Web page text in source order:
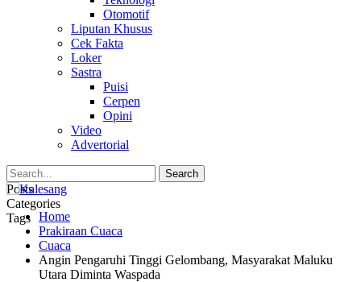
Otomotif
Liputan Khusus
Cek Fakta
Loker
Sastra
Puisi
Cerpen
Opini
Video
Advertorial
Posts
Categories
Tags Home
Prakiraan Cuaca
Cuaca
Angin Pengaruhi Tinggi Gelombang, Masyarakat Maluku
Utara Diminta Waspada